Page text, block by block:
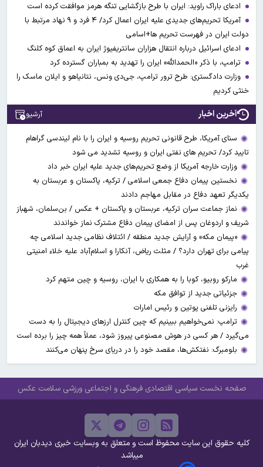
ادعای باراک راوید: ایران با طرح بازگشایی تنگه هرمز موافقت کرده است
آمریکا تحریم‌های جدیدی علیه ایران اعمال کرد/ ۴ فرد و ۹ نهاد مرتبط با
دولت ایران در فهرست تحریم ها+اسامی
ادعای اسرائیل درباره انتقال هزاران سانتریفیوژ ایران به اعماق کوه کلنگ
ترامپ، با ذکر «الحمدالله» ایران را تهدید به بمباران گسترده کرد
وزارت دادگستری: طرح ترور ترامپ، جی‌دی ونس، نتانیاهو و ایلان ماسک را
خنثی کردیم
آخرین اخبار آرشیو
سنای آمریکا، طرح قانونی تحریم روسیه و ایران را با نام لیندسی گراهام
تایید کرد/ تحریم های نفتی ایران و روسیه تشدید می شود
وزارت خارجه آمریکا از وضع تحریم‌های جدید علیه ایران خبر داد
نخستین پیمان دفاع جمعی اسلامی / ترکیه، پاکستان و عربستان به
یکدیگر تعهد دفاع در مقابل مهاجم دادند
نماز جماعت سران ترکیه، عربستان و پاکستان + عکس / بن‌سلمان، شهباز
شریف و اردوغان پس از امضای پیمان دفاع مشترک نماز خواندند
«پیمان مکه» و آرایش جدید منطقه / ائتلاف نظامی جدید اسلامی چه
پیامی برای تهران دارد؟ / مثلث ریاض، آنکارا و اسلام‌آباد علیه خلاء امنیتی
غرب
مارکو روبیو، کوبا را به همکاری با ایران، روسیه و چین متهم کرد
جزئیاتی جدید از توافق مکه
رایزنی تلفنی پوتین و رئیس امارات
ترامپ: نمی‌خواهیم ببینیم که چین کنترل ارز‌های دیجیتال را به دست
می‌گیرد / هر کسی در هوش مصنوعی پیروز شود، عملاً همه چیز را برده است
بلومبرگ: نفتکش‌ها، مقصد خود را در دریای سرخ پنهان می‌کنند
صفحه نخست سیاسی اقتصادی فرهنگی و اجتماعی ورزشی سلامت عکس
کلیه حقوق این سایت محفوظ است و متعلق به وبسایت خبری دیدبان ایران
میباشد